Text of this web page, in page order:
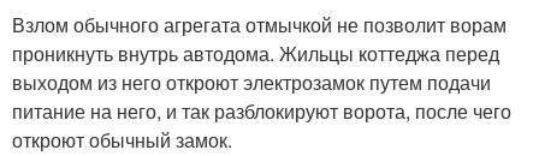
Взлом обычного агрегата отмычкой не позволит ворам
проникнуть внутрь автодома. Жильцы коттеджа перед
выходом из него откроют электрозамок путем подачи
питание на него, и так разблокируют ворота, после чего
откроют обычный замок.